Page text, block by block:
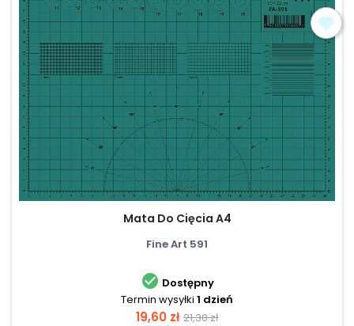
Mata Do Cięcia A4
Fine Art 591
 Dostępny
Termin wysyłki 1 dzień
Cena
19,60 zł Cena
21,30 zł